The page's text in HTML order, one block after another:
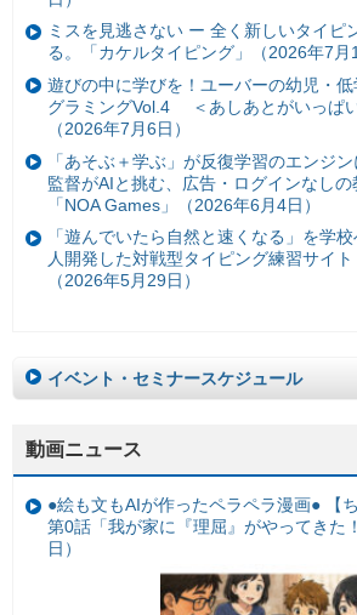
ミスを見逃さない ー 全く新しいタイピ
る。「カケルタイピング」（2026年7月
遊びの中に学びを！ユーバーの幼児・
グラミングVol.4 ＜あしあとがいっぱ
（2026年7月6日）
「あそぶ＋学ぶ」が反復学習のエンジ
監督がAIと挑む、広告・ログインなし
「NOA Games」（2026年6月4日）
「遊んでいたら自然と速くなる」を学
人開発した対戦型タイピング練習サイト
（2026年5月29日）
イベント・セミナースケジュール
動画ニュース
●絵も文もAIが作ったペラペラ漫画● 【
第0話「我が家に『理屈』がやってきた
日）